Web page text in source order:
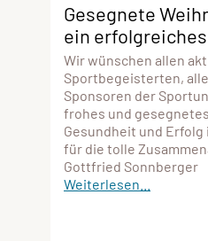
Gesegnete
ein
Wir wünschen allen
Sportbegeisterten,
Sponsoren der
frohes und
Gesundheit und Erfolg
für die tolle
Gottfried Sonnberger
Weiterlesen...